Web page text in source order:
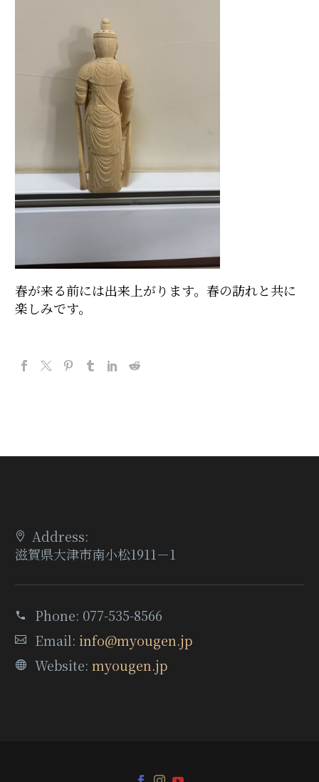
春が来る前には出来上がります。春の訪れと共に
楽しみです。
Address:
滋賀県大津市南小松1911－1
Phone: 077-535-8566
Email: info@myougen.jp
Website: myougen.jp